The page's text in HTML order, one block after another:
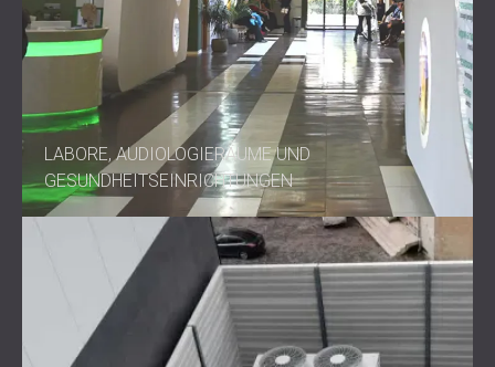
LABORE, AUDIOLOGIERÄUME UND
GESUNDHEITSEINRICHTUNGEN